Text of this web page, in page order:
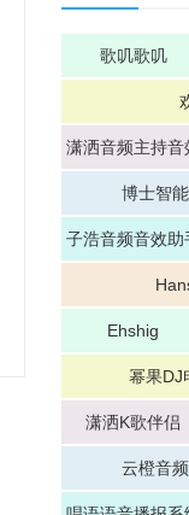
歌叽歌叽
潇洒音频主持音
博士智
子浩音频音效助
Ehshig
幂果DJ
潇洒K歌伴侣
云橙音